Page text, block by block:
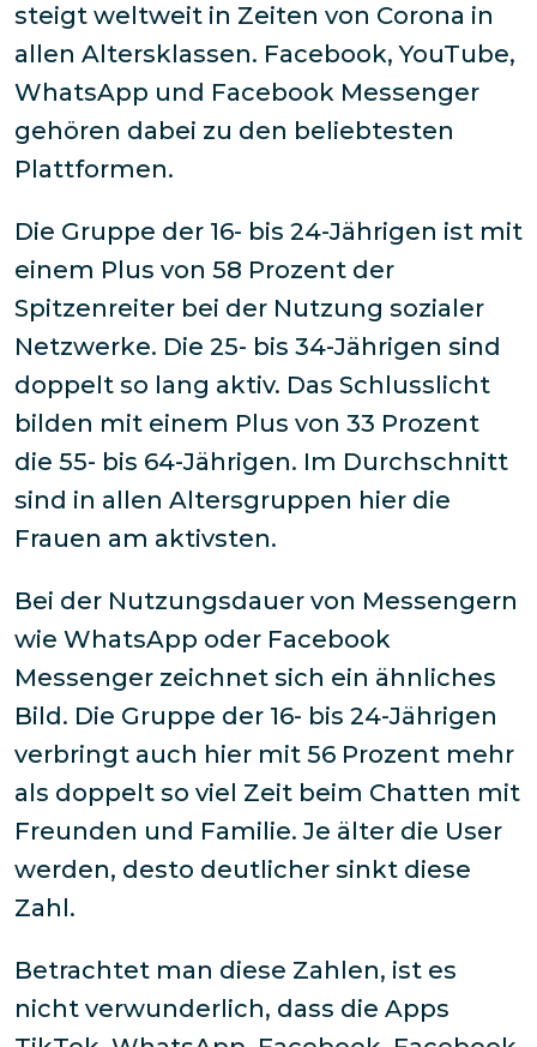
steigt weltweit in Zeiten von Corona in
allen Altersklassen. Facebook, YouTube,
WhatsApp und Facebook Messenger
gehören dabei zu den beliebtesten
Plattformen.
Die Gruppe der 16- bis 24-Jährigen ist mit
einem Plus von 58 Prozent der
Spitzenreiter bei der Nutzung sozialer
Netzwerke. Die 25- bis 34-Jährigen sind
doppelt so lang aktiv. Das Schlusslicht
bilden mit einem Plus von 33 Prozent
die 55- bis 64-Jährigen. Im Durchschnitt
sind in allen Altersgruppen hier die
Frauen am aktivsten.
Bei der Nutzungsdauer von Messengern
wie WhatsApp oder Facebook
Messenger zeichnet sich ein ähnliches
Bild. Die Gruppe der 16- bis 24-Jährigen
verbringt auch hier mit 56 Prozent mehr
als doppelt so viel Zeit beim Chatten mit
Freunden und Familie. Je älter die User
werden, desto deutlicher sinkt diese
Zahl.
Betrachtet man diese Zahlen, ist es
nicht verwunderlich, dass die Apps